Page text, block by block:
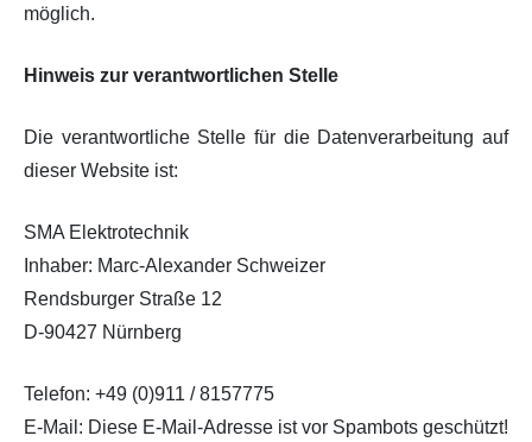
möglich.
Hinweis zur verantwortlichen Stelle
Die verantwortliche Stelle für die Datenverarbeitung auf
dieser Website ist:
SMA Elektrotechnik
Inhaber: Marc-Alexander Schweizer
Rendsburger Straße 12
D-90427 Nürnberg
Telefon: +49 (0)911 / 8157775
E-Mail: Diese E-Mail-Adresse ist vor Spambots geschützt!